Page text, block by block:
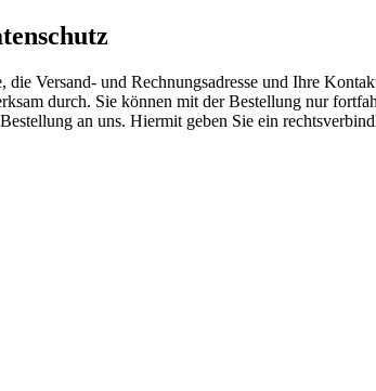
Versand- und Rechnungsadresse und Ihre
durch. Sie können mit der Bestellung nur
an uns. Hiermit geben Sie ein